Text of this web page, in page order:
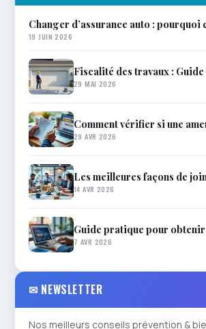
Changer d’assurance auto : pourquoi
19 JUIN 2026
Fiscalité des travaux :
29 MAI 2026
Comment vérifier si une
29 AVR 2026
Les meilleures façons de
14 AVR 2026
Guide pratique pour
7 AVR 2026
✉ NEWSLETTER
Nos meilleurs conseils prévention &